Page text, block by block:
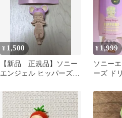
¥ 1,500
【新品 正規品】ソニー
エンジェル ヒッパーズ
¥ 1,999
ソニー
ーズ ド